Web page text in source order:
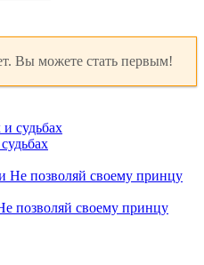
Вы можете стать первым!
позволяй своему принцу